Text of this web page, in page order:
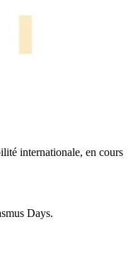
internationale, en cours
Days.